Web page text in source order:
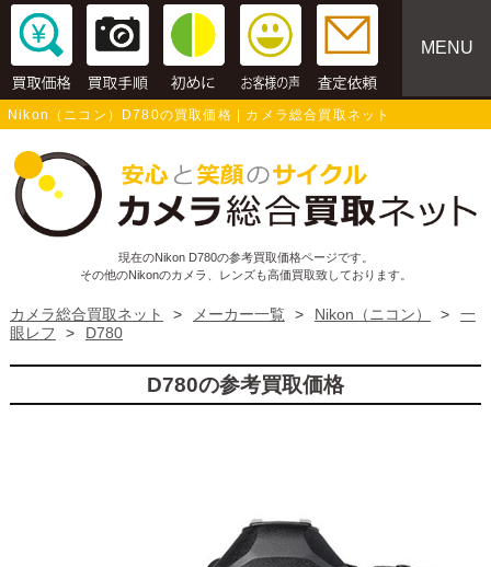
MENU
Nikon（ニコン）D780の買取価格 | カメラ総合買取ネット
現在のNikon D780の参考買取価格ページです。
その他のNikonのカメラ、レンズも高価買取致しております。
カメラ総合買取ネット > メーカー一覧 > Nikon（ニコン） >
一
眼レフ
> D780
D780の参考買取価格